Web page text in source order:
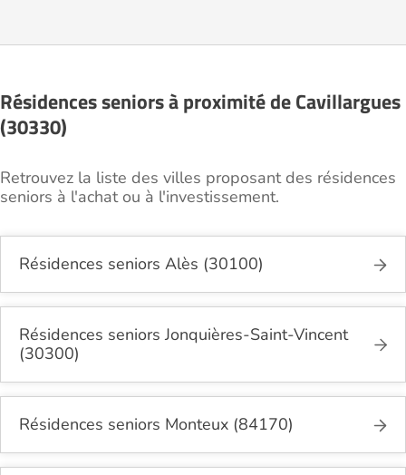
Résidences seniors à proximité de Cavillargues
(30330)
Retrouvez la liste des villes proposant des résidences
seniors à l'achat ou à l'investissement.
Résidences seniors Alès (30100)
Résidences seniors Jonquières-Saint-Vincent
(30300)
Résidences seniors Monteux (84170)